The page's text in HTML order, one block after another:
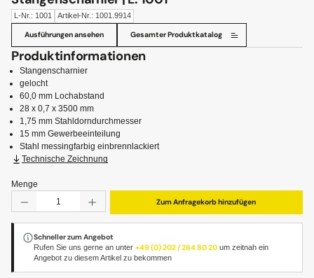
L-Nr.: 1001 Artikel-Nr.: 1001.9914
Ausführungen ansehen Gesamter Produktkatalog
Produktinformationen
Stangenscharnier
gelocht
60,0 mm Lochabstand
28 x 0,7 x 3500 mm
1,75 mm Stahldorndurchmesser
15 mm Gewerbeeinteilung
Stahl messingfarbig einbrennlackiert
Technische Zeichnung
Menge
Produkt Anzahl: Gib den gewünschten Wert ein oder
Zum Anfragekorb hinzufügen
Schneller zum Angebot
Rufen Sie uns gerne an unter+49 (0) 202 / 264 80 20 um zeitnah ein
Angebot zu diesem Artikel zu bekommen